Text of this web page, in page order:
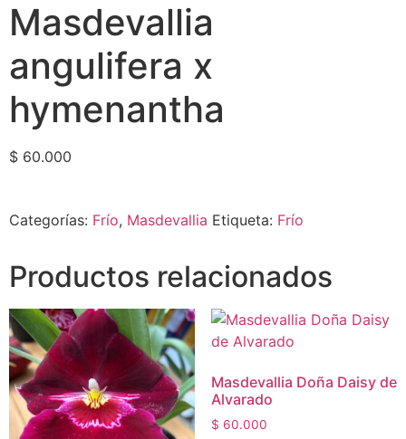
Masdevallia
angulifera x
hymenantha
$ 60.000
Categorías: Frío, Masdevallia Etiqueta: Frío
Productos relacionados
Masdevallia Doña Daisy de
Alvarado
$ 60.000